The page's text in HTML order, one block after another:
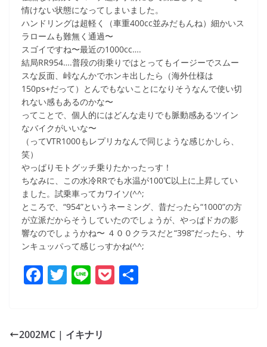
情けない状態になってしまいました。
ハンドリングは超軽く（車重400cc並みだもんね）細かいス
ラロームも難無く通過〜
スゴイですね〜最近の1000cc….
結局RR954….普段の街乗りではとってもイージーでスムー
スな反面、峠なんかでホンキ出したら（海外仕様は
150ps+だって）とんでもないことになりそうなんで使い切
れない感もあるのかな〜
ってことで、個人的にはどんな走りでも脈動感あるツイン
なバイクがいいな〜
（ってVTR1000もレプリカなんで同じような感じかしら、
笑）
やっぱりモトグッチ乗りたかったっす！
ちなみに、この水冷RRでも水温が100℃以上に上昇してい
ました。試乗車ってカワイソ(^^;
ところで、“954”というネーミング、昔だったら“1000”の方
が立派だからそうしていたのでしょうが、やっぱドカの影
響なのでしょうかね〜 ４００クラスだと“398”だったら、サ
ンキュッパって感じっすかね(^^;
F
e
T
er
Li P
2002MC | イキナリ